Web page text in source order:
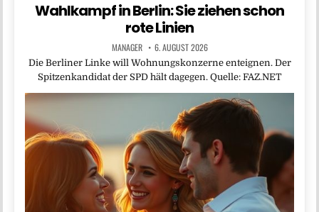
Wahlkampf in Berlin: Sie ziehen schon
rote Linien
MANAGER 6. AUGUST 2026
Die Berliner Linke will Wohnungskonzerne enteignen. Der
Spitzenkandidat der SPD hält dagegen. Quelle: FAZ.NET